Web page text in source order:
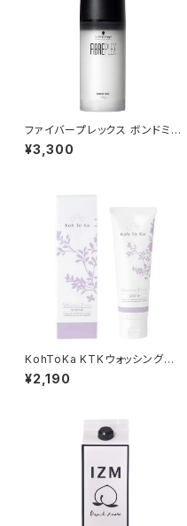
ファイバープレックス ボンドミル
ク 100g
¥3,300
KohToKa KTKウォッシングフォ
ームP
¥2,190